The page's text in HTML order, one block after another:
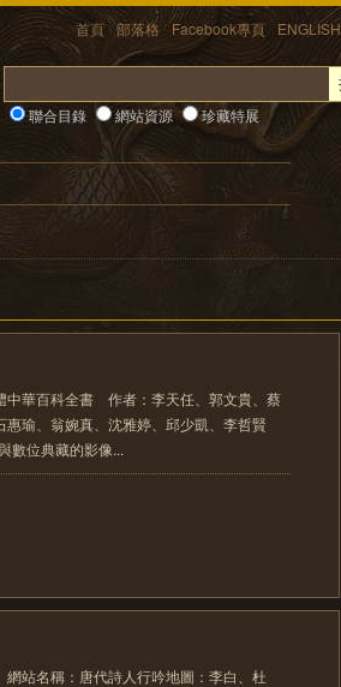
首頁 部落格 Facebook專頁 ENGLISH
聯合目錄 網站資源 珍藏特展
華百科全書 作者：李天任、郭文貴、蔡
瑜、翁婉真、沈雅婷、邱少凱、李哲賢
位典藏的影像...
站名稱：唐代詩人行吟地圖：李白、杜